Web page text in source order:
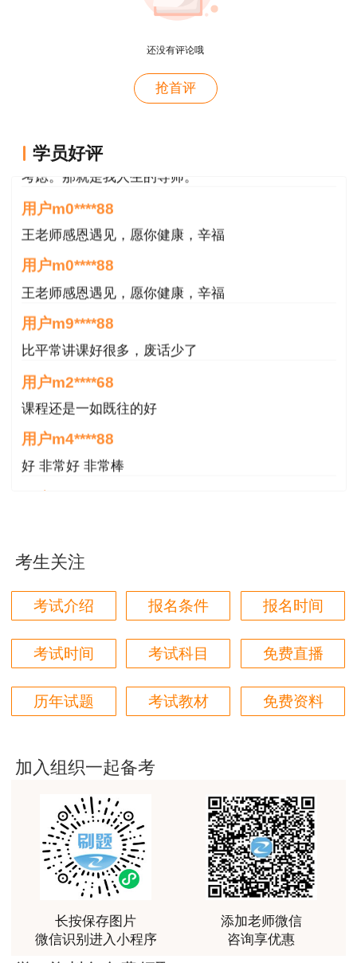
关问题,希望能帮助到大家。更多关于监理工程师
的问题欢迎登陆建设工程教育网查看。
还没有评论哦
抢首评
学员好评
概论就学习了十几天81分，感谢唐老师！
这哪儿是老师啊。保姆式教学。教学从各种角度综合
用户m0****88
王老师感恩遇见，愿你健康，辛福
用户m0****88
王老师感恩遇见，愿你健康，辛福
用户m9****88
比平常讲课好很多，废话少了
用户m2****68
课程还是一如既往的好
用户m4****88
好 非常好 非常棒
用户m8****68
好
用户m6****66
用户m6****66
非常美好
用户m6****68
用户m7****66
好好 好 好 好真好
用户Fa****56
认真听完，自己理解，老师确实讲的很好
用户xj****ra
课程课件设计完美，授课老师讲解通俗易懂
考生关注
考试介绍 报名条件 报名时间
考试时间 考试科目 免费直播
历年试题 考试教材 免费资料
加入组织一起备考
长按保存图片
微信识别进入小程序
添加老师微信
咨询享优惠